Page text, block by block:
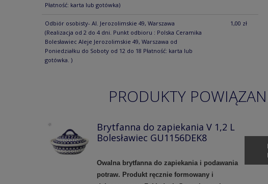
Płatność: karta lub gotówka)
Odbiór osobisty- Al. Jerozolimskie 49, Warszawa
(Realizacja od 2 do 4 dni. Punkt odbioru : Polska Ceramika
Bolesławiec Aleje Jerozolimskie 49, Warszawa od
Poniedziałku do Soboty od 12 do 18 Płatność: karta lub
gotówka. )
1,00 zł
PRODUKTY
Brytfanna do zapiekania V 1,2 L
Bolesławiec GU1156DEK8
Owalna brytfanna do zapiekania i podawania
potraw. Produkt ręcznie formowany i